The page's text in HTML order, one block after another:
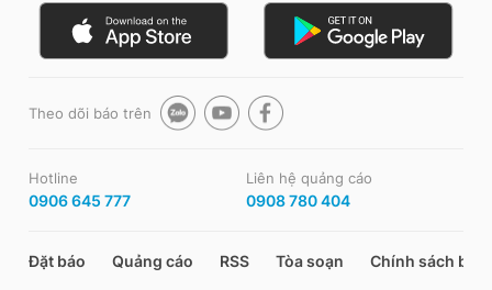
Theo dõi báo trên
Hotline
0906 645 777
Liên hệ quảng cáo
0908 780 404
Đặt báo Quảng cáo RSS Tòa soạn Chính sách bảo